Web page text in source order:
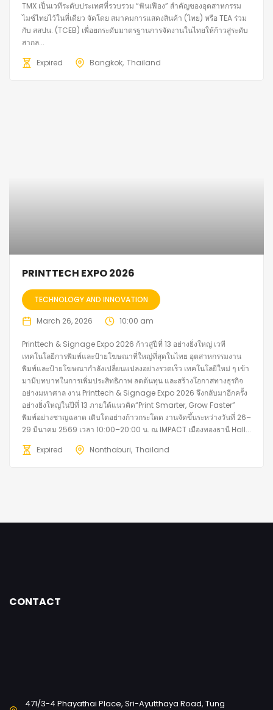
TMX เป็นเวทีระดับประเทศที่รวบรวม “ฟันเฟือง” สำคัญของอุตสาหกรรม
ไมซ์ไทยไว้ในที่เดียว จัดโดย สมาคมการแสดงสินค้า (ไทย) หรือ TEA ร่วม
กับ สสปน. (TCEB) เพื่อยกระดับมาตรฐานการจัดงานในไทยให้ก้าวสู่ระดับ
สากล...
Expired
Bangkok Thailand
PRINTTECH EXPO 2026
TECHNOLOGY AND INNOVATION
March 26, 2026 10:00 am
Printtech & Signage Expo 2026 ก้าวสู่ปีที่ 13 อย่างยิ่งใหญ่ เวที
เทคโนโลยีการพิมพ์และป้ายโฆษณาที่ใหญ่ที่สุดในไทย อุตสาหกรรมงาน
พิมพ์และป้ายโฆษณากำลังเปลี่ยนแปลงอย่างรวดเร็ว เทคโนโลยีใหม่ ๆ เข้า
มามีบทบาทในการเพิ่มประสิทธิภาพ ลดต้นทุน และสร้างโอกาสทางธุรกิจ
อย่างมหาศาล งาน Printtech & Signage Expo 2026 จึงกลับมาอีกครั้ง
อย่างยิ่งใหญ่ในปีที่ 13 ภายใต้แนวคิด“Print Smarter, Grow Faster”
พิมพ์อย่างชาญฉลาด เติบโตอย่างก้าวกระโดด งานจัดขึ้นระหว่างวันที่ 26–
29 มีนาคม 2569 เวลา 10:00–20:00 น. ณ IMPACT เมืองทองธานี Hall...
Expired
Nonthaburi Thailand
CONTACT
471/3-4 Phayathai Place, Sri-Ayutthaya Road, Tung